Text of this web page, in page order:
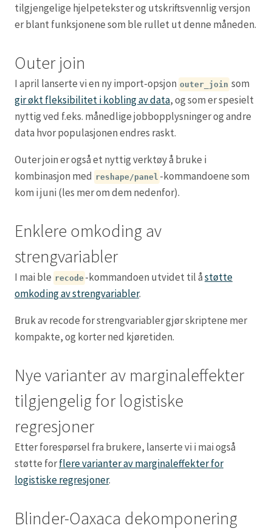
tilgjengelige hjelpetekster og utskriftsvennlig versjon
er blant funksjonene som ble rullet ut denne måneden.
Outer join
I april lanserte vi en ny import-opsjon outer_join som
gir økt fleksibilitet i kobling av data, og som er spesielt
nyttig ved f.eks. månedlige jobbopplysninger og andre
data hvor populasjonen endres raskt.
Outer join er også et nyttig verktøy å bruke i
kombinasjon med reshape/panel -kommandoene som
kom i juni (les mer om dem nedenfor).
Enklere omkoding av
strengvariabler
I mai ble recode -kommandoen utvidet til åstøtte
omkoding av strengvariabler.
Bruk av recode for strengvariabler gjør skriptene mer
kompakte, og korter ned kjøretiden.
Nye varianter av marginaleffekter
tilgjengelig for logistiske
regresjoner
Etter forespørsel fra brukere, lanserte vi i mai også
støtte forflere varianter av marginaleffekter for
logistiske regresjoner.
Blinder-Oaxaca dekomponering